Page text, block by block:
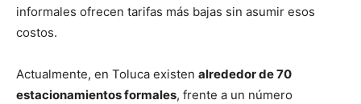
informales ofrecen tarifas más bajas sin asumir esos
costos.
Actualmente, en Toluca existen alrededor de 70
estacionamientos formales, frente a un número